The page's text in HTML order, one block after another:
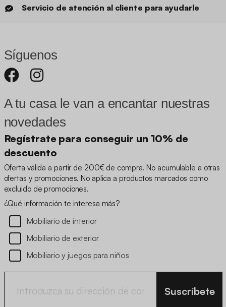
Servicio de atención al cliente para ayudarle
Síguenos
A tu casa le van a encantar nuestras
novedades
Regístrate para conseguir un 10% de
descuento
Oferta válida a partir de 200€ de compra. No acumulable a otras
ofertas y promociones. No aplica a productos marcados como
excluido de promociones.
¿Qué información te interesa más?
Mobiliario de interior
Mobiliario de exterior
Mobiliario y juegos para niños
Suscríbete